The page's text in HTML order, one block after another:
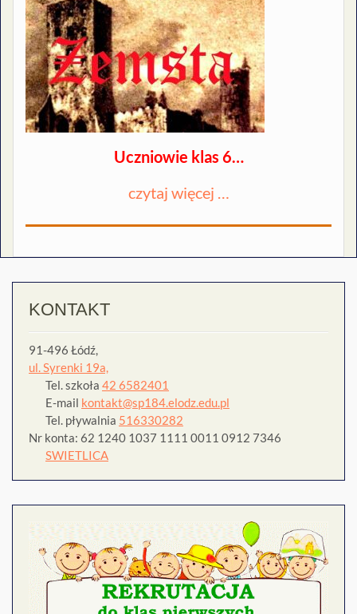
Uczniowie klas 6…
czytaj więcej …
KONTAKT
91-496 Łódź,
ul. Syrenki 19a,
Tel. szkoła 42 6582401
E-mail kontakt@sp184.elodz.edu.pl
Tel. pływalnia 516330282
Nr konta: 62 1240 1037 1111 0011 0912 7346
SWIETLICA